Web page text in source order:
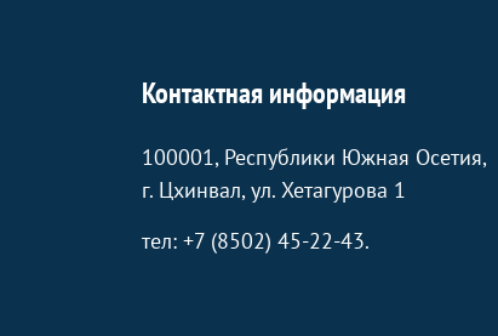
Контактная информация
100001, Республики Южная Осетия,
г. Цхинвал, ул. Хетагурова 1
тел: +7 (8502) 45-22-43.